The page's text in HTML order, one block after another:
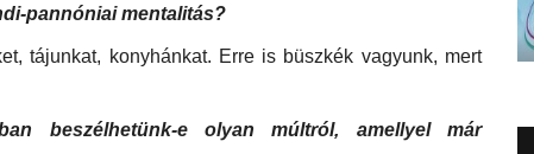
pannóniai mentalitás?
tájunkat, konyhánkat. Erre is büszkék vagyunk, mert
beszélhetünk-e olyan múltról, amellyel már